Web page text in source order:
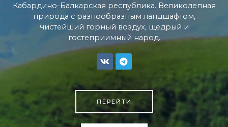
Кабардино-Балкарская республика. Великолепная
природа с разнообразным ландшафтом,
чистейший горный воздух, щедрый и
гостеприимный народ.
ПЕРЕЙТИ